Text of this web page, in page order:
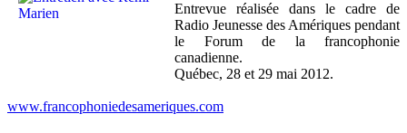
Entrevue réalisée dans le cadre de
Radio Jeunesse des Amériques pendant
le Forum de la francophonie
canadienne.
Québec, 28 et 29 mai 2012.
www.francophoniedesameriques.com